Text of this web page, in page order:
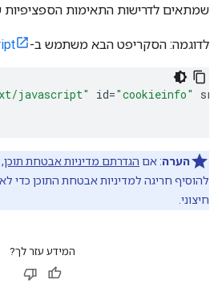
שמתאים לדרישות התאימות
לדוגמה: הסקריפט הבא משתמש ב-
javascript" id="cookieinfo" src
הערה: אם הגדרתם מדיניות אבטחת תוכן
להוסיף חריגה למדיניות אבטחת התוכן כדי
חיצוני.
המידע עזר לך?